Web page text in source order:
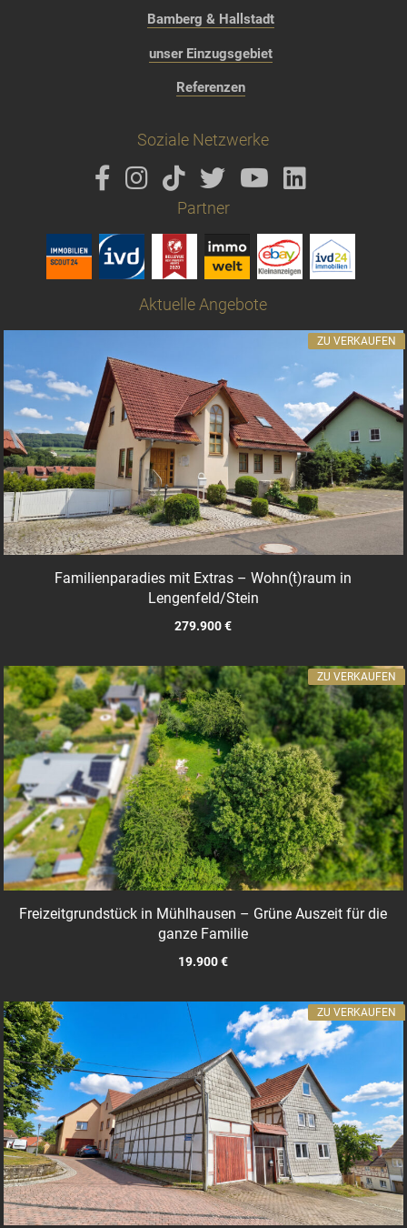
Bamberg & Hallstadt
unser Einzugsgebiet
Referenzen
Soziale Netzwerke
Partner
Aktuelle Angebote
Familienparadies mit Extras – Wohn(t)raum in
Lengenfeld/Stein
279.900 €
ZU VERKAUFEN
Freizeitgrundstück in Mühlhausen – Grüne Auszeit für die
ganze Familie
19.900 €
ZU VERKAUFEN
ZU VERKAUFEN